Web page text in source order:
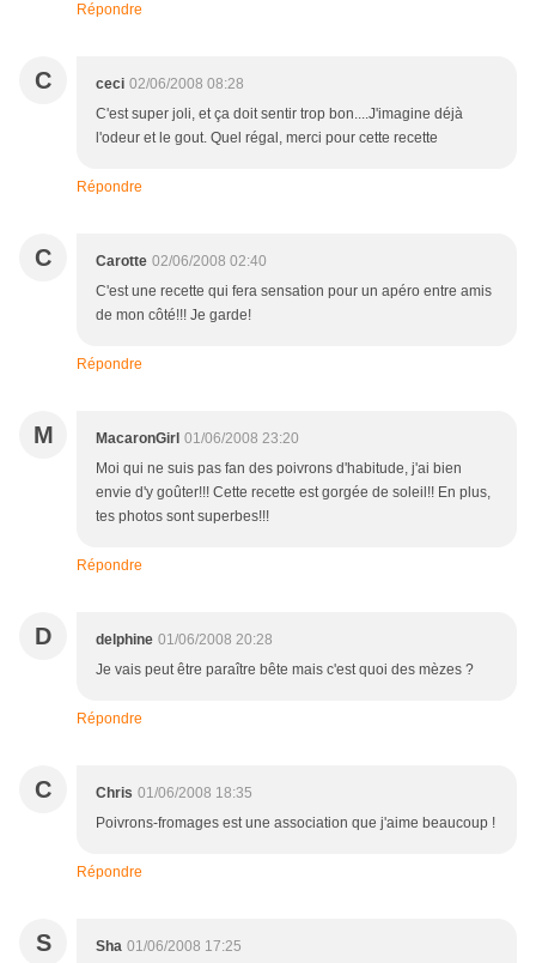
Répondre
C ceci 02/06/2008 08:28
C'est super joli, et ça doit sentir trop bon....J'imagine déjà
l'odeur et le gout. Quel régal, merci pour cette recette
Répondre
C Carotte 02/06/2008 02:40
C'est une recette qui fera sensation pour un apéro entre amis
de mon côté!!! Je garde!
Répondre
M MacaronGirl 01/06/2008 23:20
Moi qui ne suis pas fan des poivrons d'habitude, j'ai bien
envie d'y goûter!!! Cette recette est gorgée de soleil!! En plus,
tes photos sont superbes!!!
Répondre
D delphine 01/06/2008 20:28
Je vais peut être paraître bête mais c'est quoi des mèzes ?
Répondre
C Chris 01/06/2008 18:35
Poivrons-fromages est une association que j'aime beaucoup !
Répondre
S Sha 01/06/2008 17:25